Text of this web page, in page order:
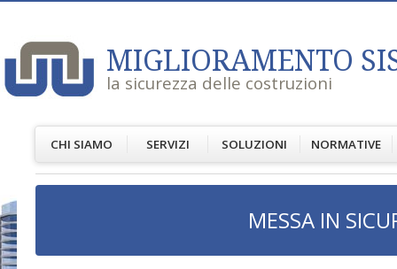
MIGLIORAMENTO
la sicurezza delle costruzioni
CHI SIAMO SERVIZI SOLUZIONI NORMATIVE
MESSA IN